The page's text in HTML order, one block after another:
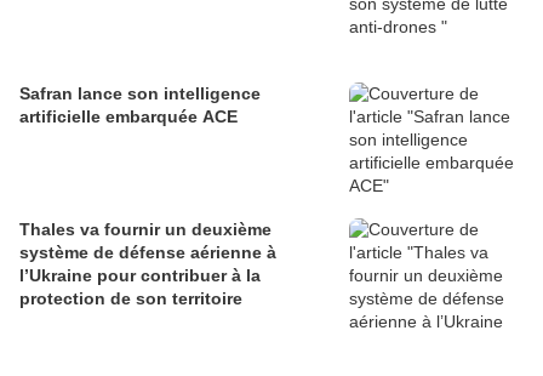
Safran lance son intelligence
artificielle embarquée ACE
Thales va fournir un deuxième
système de défense aérienne à
l’Ukraine pour contribuer à la
protection de son territoire